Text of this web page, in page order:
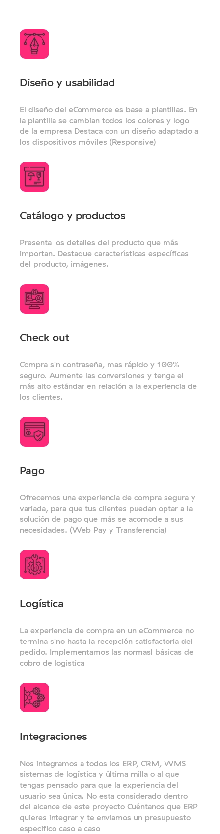
Diseño y usabilidad
El diseño del eCommerce es base a plantillas. En
la plantilla se cambian todos los colores y logo
de la empresa Destaca con un diseño adaptado a
los dispositivos móviles (Responsive)
Catálogo y productos
Presenta los detalles del producto que más
importan. Destaque características específicas
del producto, imágenes.
Check out
Compra sin contraseña, mas rápido y 100%
seguro. Aumente las conversiones y tenga el
más alto estándar en relación a la experiencia de
los clientes.
Pago
Ofrecemos una experiencia de compra segura y
variada, para que tus clientes puedan optar a la
solución de pago que más se acomode a sus
necesidades. (Web Pay y Transferencia)
Logística
La experiencia de compra en un eCommerce no
termina sino hasta la recepción satisfactoria del
pedido. Implementamos las normasl básicas de
cobro de logistica
Integraciones
Nos integramos a todos los ERP, CRM, WMS
sistemas de logística y última milla o al que
tengas pensado para que la experiencia del
usuario sea única. No esta considerado dentro
del alcance de este proyecto Cuéntanos que ERP
quieres integrar y te enviamos un presupuesto
especifico caso a caso